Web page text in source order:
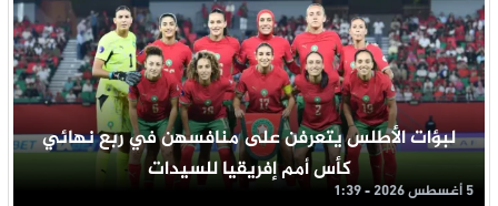
لبؤات الأطلس يتعرفن على منافسهن في ربع نهائي
كأس أمم إفريقيا للسيدات
5 أغسطس 2026 - 1:39